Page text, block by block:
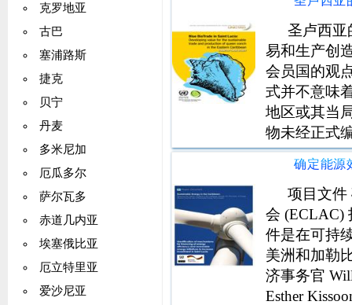
克罗地亚
古巴
塞浦路斯
捷克
贝宁
丹麦
多米尼加
厄瓜多尔
萨尔瓦多
赤道几内亚
埃塞俄比亚
厄立特里亚
爱沙尼亚
毒暴发而增
圣卢西亚
易和生产创
会员国的观
式并不意味
地区或其当
物未经正式
Saint Lucia
鸣谢 解释前
项目文件
会 (ECLAC)
件是在可持
美洲和加勒
济事务官
Esther